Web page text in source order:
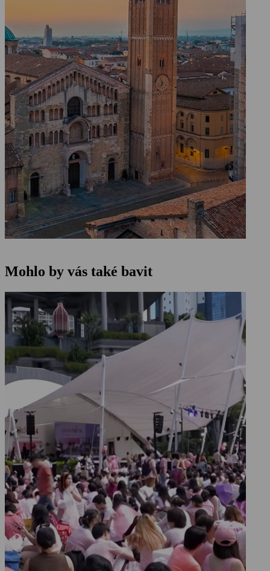
Mohlo by vás také bavit